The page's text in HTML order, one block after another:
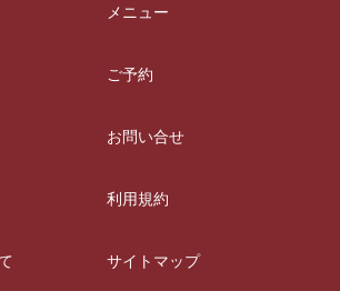
メニュー
ご予約
お問い合せ
利用規約
サイトマップ